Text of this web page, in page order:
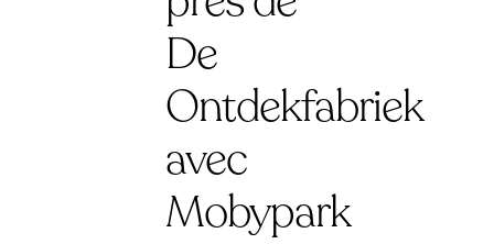
De
Ontdekfabriek
avec
Mobypark